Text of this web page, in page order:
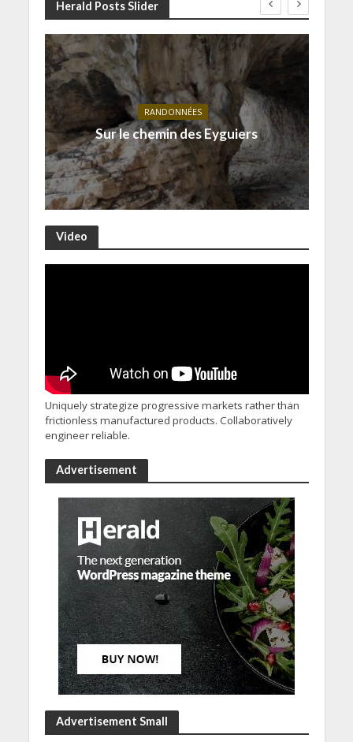
Herald Posts Slider
RANDONNÉES
Sur le chemin des Eyguiers
Video
Uniquely strategize progressive markets rather than
frictionless manufactured products. Collaboratively
engineer reliable.
Advertisement
Advertisement Small